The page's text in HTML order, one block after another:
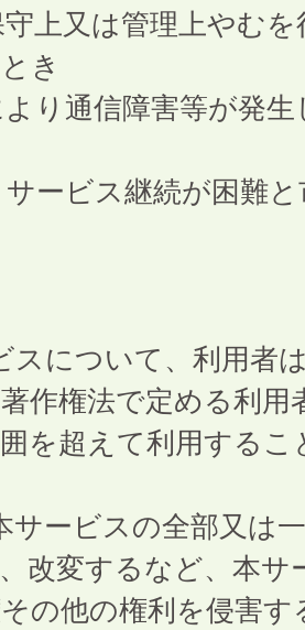
上又は管理上やむを
き
り通信障害等が発生
ービス継続が困難と
について、利用者
作権法で定める利用
を超えて利用するこ
ービスの全部又は
改変するなど、本サ
の他の権利を侵害す